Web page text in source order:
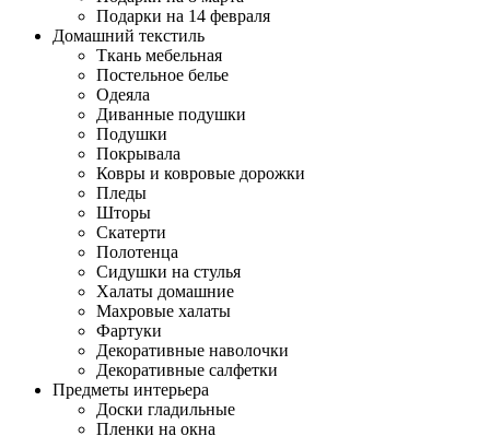
Подарки на 14 февраля
Домашний текстиль
Ткань мебельная
Постельное белье
Одеяла
Диванные подушки
Подушки
Покрывала
Ковры и ковровые дорожки
Пледы
Шторы
Скатерти
Полотенца
Сидушки на стулья
Халаты домашние
Махровые халаты
Фартуки
Декоративные наволочки
Декоративные салфетки
Предметы интерьера
Доски гладильные
Пленки на окна